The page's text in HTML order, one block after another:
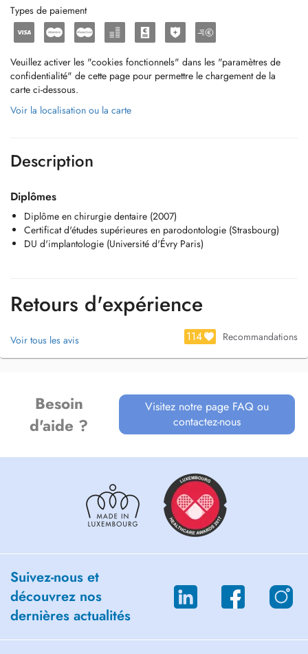
Types de paiement
Veuillez activer les "cookies fonctionnels" dans les "paramètres de
confidentialité" de cette page pour permettre le chargement de la
carte ci-dessous.
Voir la localisation ou la carte
Description
Diplômes
Diplôme en chirurgie dentaire (2007)
Certificat d'études supérieures en parodontologie (Strasbourg)
DU d'implantologie (Université d'Évry Paris)
Retours d'expérience
Voir tous les avis 114 Recommandations
Besoin
d'aide ?
Visitez notre page FAQ ou
contactez-nous
Suivez-nous et
découvrez nos
dernières actualités